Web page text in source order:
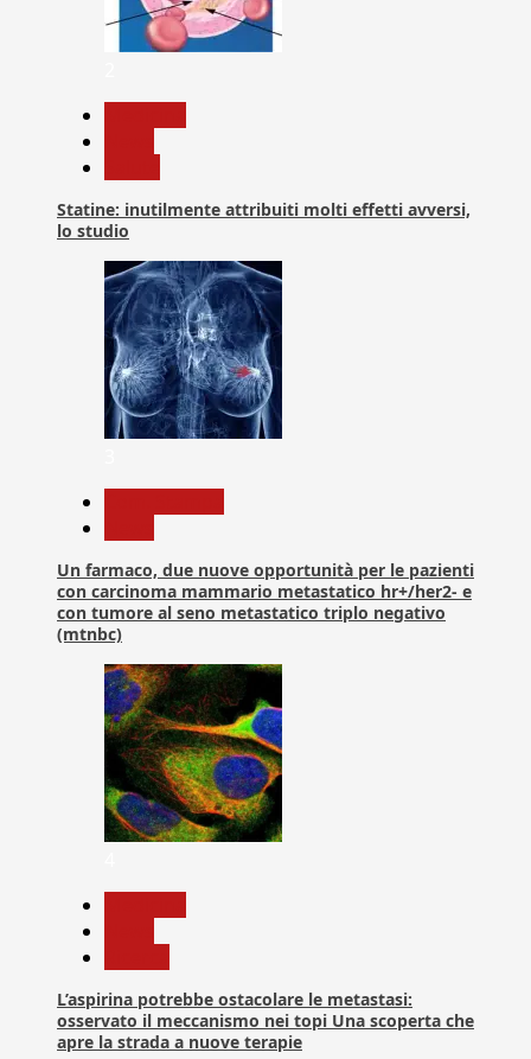
Statine: inutilmente attribuiti molti effetti avversi,
lo studio
Un farmaco, due nuove opportunità per le pazienti
con carcinoma mammario metastatico hr+/her2- e
con tumore al seno metastatico triplo negativo
(mtnbc)
L’aspirina potrebbe ostacolare le metastasi:
osservato il meccanismo nei topi Una scoperta che
apre la strada a nuove terapie